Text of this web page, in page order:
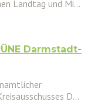
Landtag und Mi...
Darmstadt-
D...